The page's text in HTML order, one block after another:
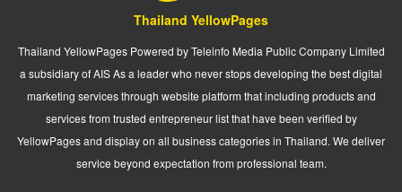
Thailand YellowPages
Thailand YellowPages Powered by Teleinfo Media Public Company Limited
a subsidiary of AIS As a leader who never stops developing the best digital
marketing services through website platform that including products and
services from trusted entrepreneur list that have been verified by
YellowPages and display on all business categories in Thailand. We deliver
service beyond expectation from professional team.